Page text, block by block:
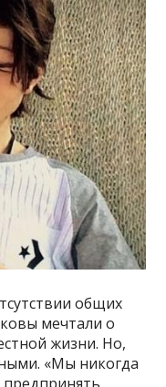
общих
мечтали о
жизни. Но,
«Мы никогда